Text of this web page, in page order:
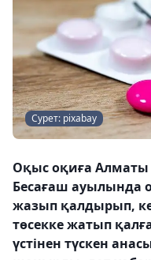
Сурет: pixabay
Оқыс оқиға Алматы
Бесағаш ауылында
жазып қалдырып,
төсекке жатып
үстінен түскен